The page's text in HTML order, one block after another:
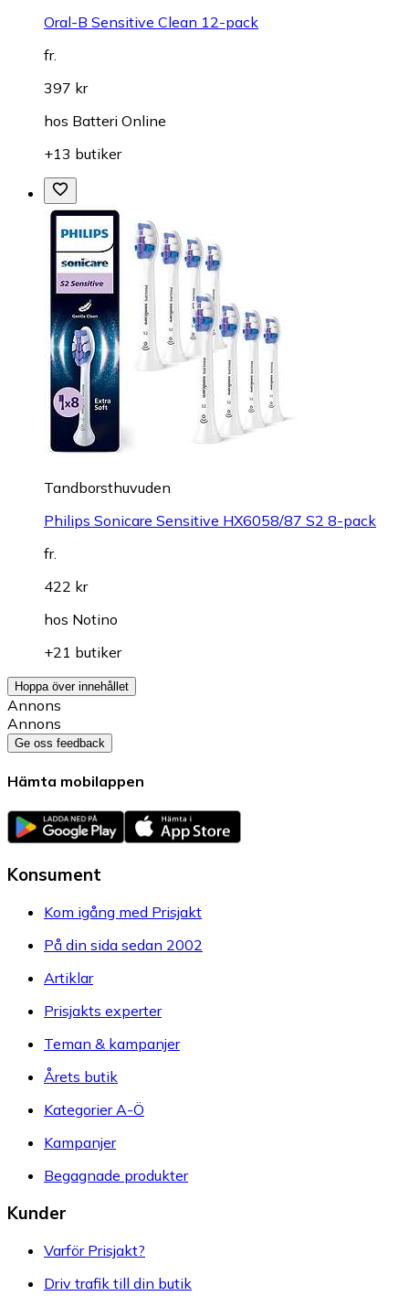
Oral-B Sensitive Clean 12-pack
fr.
397 kr
hos Batteri Online
+13 butiker
Tandborsthuvuden
Philips Sonicare Sensitive HX6058/87 S2 8-pack
fr.
422 kr
hos Notino
+21 butiker
Hoppa över innehållet
Annons
Annons
Ge oss feedback
Hämta mobilappen
Konsument
Kom igång med Prisjakt
På din sida sedan 2002
Artiklar
Prisjakts experter
Teman & kampanjer
Årets butik
Kategorier A-Ö
Kampanjer
Begagnade produkter
Kunder
Varför Prisjakt?
Driv trafik till din butik